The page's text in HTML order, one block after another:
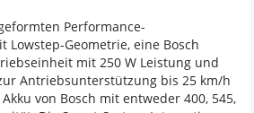
Performance-
Geometrie, eine Bosch
mit 250 W Leistung und
Antriebsunterstützung bis 25 km/h
von Bosch mit entweder 400, 545,